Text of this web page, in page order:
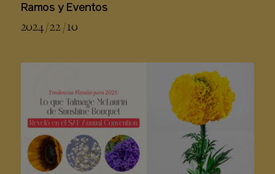
Ramos y Eventos
2024 / 22 / 10